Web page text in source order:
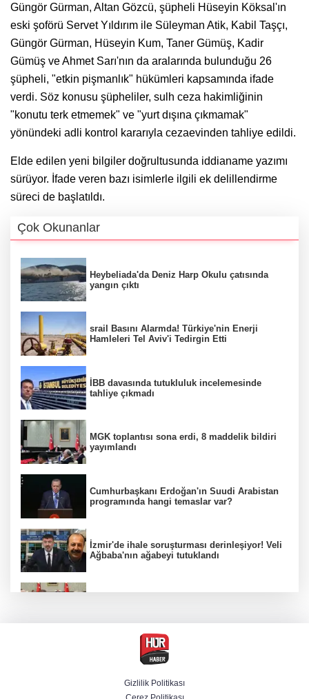
Güngör Gürman, Altan Gözcü, şüpheli Hüseyin Köksal'ın
eski şoförü Servet Yıldırım ile Süleyman Atik, Kabil Taşçı,
Güngör Gürman, Hüseyin Kum, Taner Gümüş, Kadir
Gümüş ve Ahmet Sarı'nın da aralarında bulunduğu 26
şüpheli, "etkin pişmanlık" hükümleri kapsamında ifade
verdi. Söz konusu şüpheliler, sulh ceza hakimliğinin
"konutu terk etmemek" ve "yurt dışına çıkmamak"
yönündeki adli kontrol kararıyla cezaevinden tahliye edildi.
Elde edilen yeni bilgiler doğrultusunda iddianame yazımı
sürüyor. İfade veren bazı isimlerle ilgili ek delillendirme
süreci de başlatıldı.
Çok Okunanlar
Heybeliada'da Deniz Harp Okulu çatısında
yangın çıktı
srail Basını Alarmda! Türkiye'nin Enerji
Hamleleri Tel Aviv'i Tedirgin Etti
İBB davasında tutukluluk incelemesinde
tahliye çıkmadı
MGK toplantısı sona erdi, 8 maddelik bildiri
yayımlandı
Cumhurbaşkanı Erdoğan'ın Suudi Arabistan
programında hangi temaslar var?
İzmir'de ihale soruşturması derinleşiyor! Veli
Ağbaba'nın ağabeyi tutuklandı
Ünlülerden AHBAP'a 14 milyon TL'yi aşan
bağış! MASAK tek tek inceledi
Gizlilik Politikası